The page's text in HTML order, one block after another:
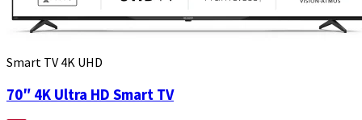
Smart TV 4K UHD
70″ 4K Ultra HD Smart TV